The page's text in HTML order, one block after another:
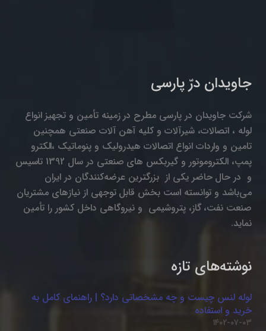
جاویدان درّ پارسی
شرکت جاویدان در پارسی مطرح در زمینه تأمین و تجهیز انواع
لوله ، اتصالات، شیرآلات و کلیه آهن آلات صنعتی همچنین
تامین و واردات انواع اتصالات هیدرولیک و پنوماتیک ،الکترو
پمپ، الکتروموتور و گیربکس های صنعتی در سال 1392 تاسیس
و در حال حاضر یکی از بزرگترین عرضه‌کنندگان در ایران
می‌باشد و توانسته است بخش قابل توجهی از نیازهای مشتریان
صنعت نفت، گاز، پتروشیمی و نیروگاهی داخل کشور را تأمین
نماید.
نوشته‌های تازه
لوله لنس چیست و چه مشخصاتی دارد؟ | راهنمای کامل به
خرید و استفاده
۱۴۰۲-۰۷-۰۳